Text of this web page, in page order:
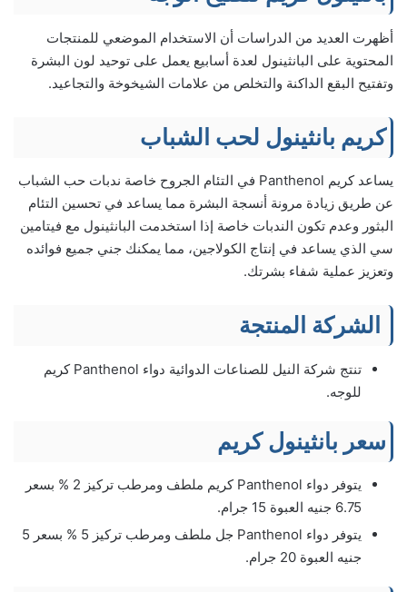
أظهرت العديد من الدراسات أن الاستخدام الموضعي للمنتجات
المحتوية على البانثينول لعدة أسابيع يعمل على توحيد لون البشرة
وتفتيح البقع الداكنة والتخلص من علامات الشيخوخة والتجاعيد.
كريم بانثينول لحب الشباب
يساعد كريم Panthenol في التئام الجروح خاصة ندبات حب الشباب
عن طريق زيادة مرونة أنسجة البشرة مما يساعد في تحسين التئام
البثور وعدم تكون الندبات خاصة إذا استخدمت البانثينول مع فيتامين
سي الذي يساعد في إنتاج الكولاجين، مما يمكنك جني جميع فوائده
وتعزيز عملية شفاء بشرتك.
الشركة المنتجة
تنتج شركة النيل للصناعات الدوائية دواء Panthenol كريم
للوجه.
سعر بانثينول كريم
يتوفر دواء Panthenol كريم ملطف ومرطب تركيز 2 % بسعر
6.75 جنيه العبوة 15 جرام.
يتوفر دواء Panthenol جل ملطف ومرطب تركيز 5 % بسعر 5
جنيه العبوة 20 جرام.